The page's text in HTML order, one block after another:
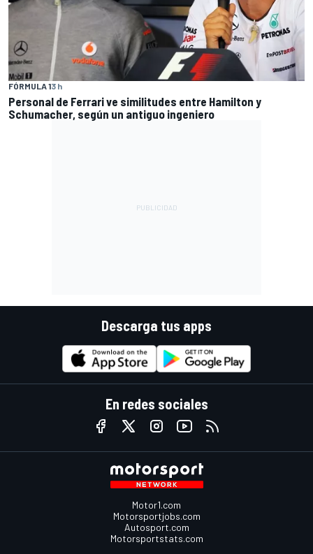
FÓRMULA 13 h
Personal de Ferrari ve similitudes entre Hamilton y
Schumacher, según un antiguo ingeniero
Descarga tus apps
En redes sociales
Motor1.com
Motorsportjobs.com
Autosport.com
Motorsportstats.com